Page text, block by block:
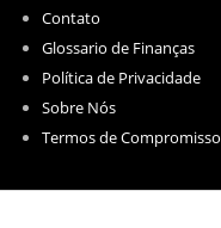
Contato
Glossario de Finanças
Política de Privacidade
Sobre Nós
Termos de Compromisso